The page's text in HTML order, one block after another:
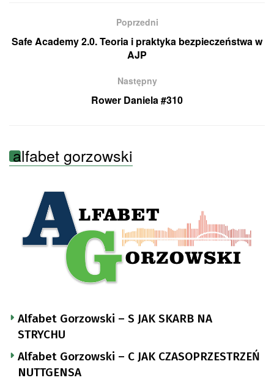
Poprzedni
Safe Academy 2.0. Teoria i praktyka bezpieczeństwa w
AJP
Następny
Rower Daniela #310
alfabet gorzowski
Alfabet Gorzowski – S JAK SKARB NA
STRYCHU
Alfabet Gorzowski – C JAK CZASOPRZESTRZEŃ
NUTTGENSA